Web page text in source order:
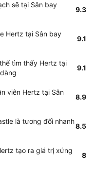
sẽ tại Sân bay
9.3
Hertz tại Sân bay
9.1
tìm thấy Hertz tại
9.1
viên Hertz tại Sân
8.9
là tương đối nhanh
8.5
tạo ra giá trị xứng
8